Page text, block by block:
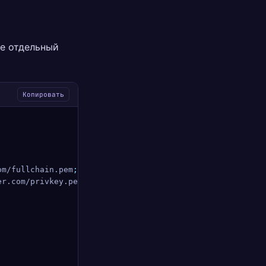
отдельный
Копировать
fullchain.pem;
privkey.pem